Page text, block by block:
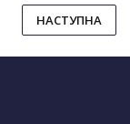
НАСТУПНА